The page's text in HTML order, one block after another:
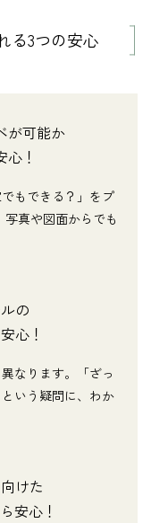
る3つの安心
が可能か
！
もできる？」をプ
真や図面からでも
の
心！
なります。「ざっ
いう疑問に、わか
けた
安心！